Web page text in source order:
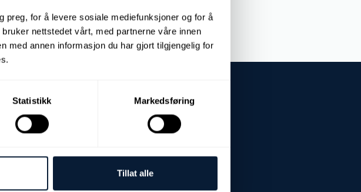
preg, for å levere sosiale mediefunksjoner og for å
nettstedet vårt, med partnerne våre innen
med annen informasjon du har gjort tilgjengelig for
Statistikk Markedsføring
Tillat alle